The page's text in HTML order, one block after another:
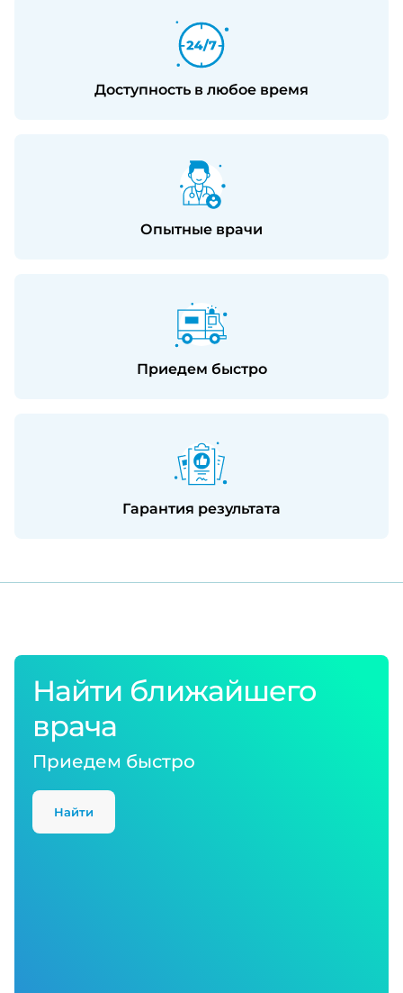
Доступность в любое время
Опытные врачи
Приедем быстро
Гарантия результата
Найти ближайшего
врача
Приедем быстро
Найти